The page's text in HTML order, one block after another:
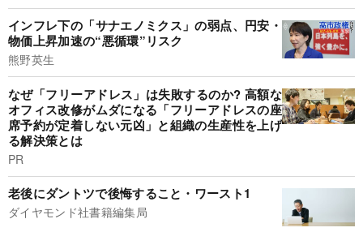
インフレ下の「サナエノミクス」の弱点、円安・
物価上昇加速の“悪循環”リスク
熊野英生
なぜ「フリーアドレス」は失敗するのか? 高額な
オフィス改修がムダになる「フリーアドレスの座
席予約が定着しない元凶」と組織の生産性を上げ
る解決策とは
PR
老後にダントツで後悔すること・ワースト1
ダイヤモンド社書籍編集局